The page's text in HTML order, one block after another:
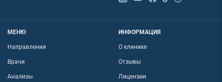
МЕНЮ
Направления
Врачи
Анализы
ИНФОРМАЦИЯ
О клинике
Отзывы
Лицензии